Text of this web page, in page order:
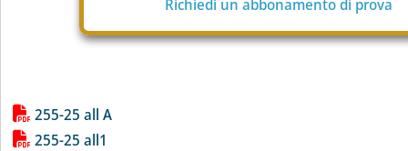
Richiedi un abbonamento di prova
Lista allegati PDF alla notizia
255-25 all A
255-25 all1